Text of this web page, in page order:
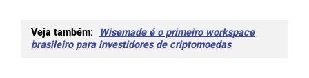
Veja também: Wisemade é o primeiro workspace
brasileiro para investidores de criptomoedas